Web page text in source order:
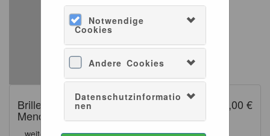
Notwendige
Cookies
Andere Cookies
Datenschutzinformatio
nen 5,00 €
Brillenputztuch Cartoon von Felix
Mendelssohn Bartholdy und Fanny Hensel